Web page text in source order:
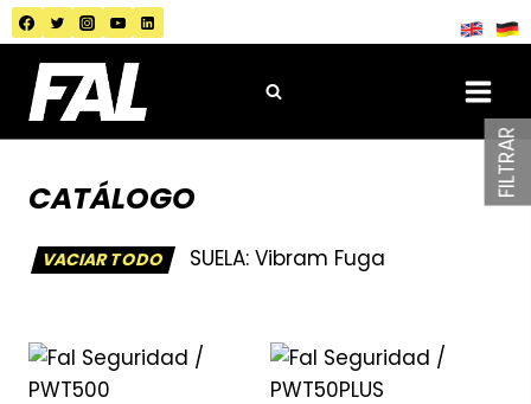
Saltar
al
contenido
CATÁLOGO
VACIAR TODO SUELA: Vibram Fuga
FILTRAR